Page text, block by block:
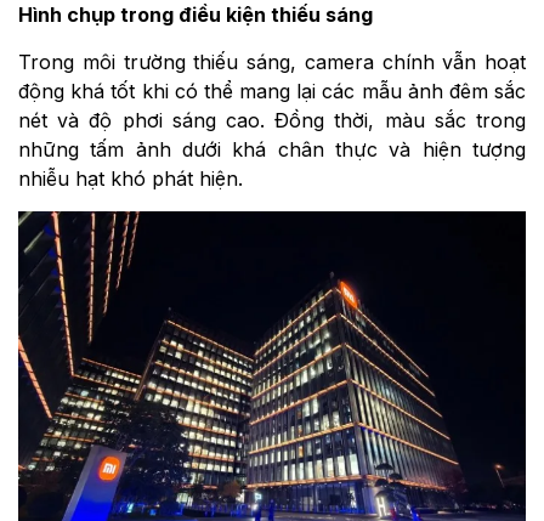
Hình chụp trong điều kiện thiếu sáng
Trong môi trường thiếu sáng, camera chính vẫn hoạt
động khá tốt khi có thể mang lại các mẫu ảnh đêm sắc
nét và độ phơi sáng cao. Đồng thời, màu sắc trong
những tấm ảnh dưới khá chân thực và hiện tượng
nhiễu hạt khó phát hiện.